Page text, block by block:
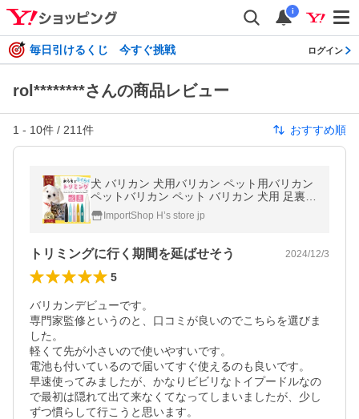
i
毎日引けるくじ 今すぐ挑戦 ログイン
rol********さんの商品レビュー
1 - 10件 / 211件 おすすめ順
犬 バリカン 犬用バリカン ペット用バリカン
ペットバリカン ペット バリカン 犬用 足裏
猫 静音 電池式 プロ コードレス ネコ イヌ
ImportShop H’s store jp
トリミングに行く期間を延ばせそう 2024/12/3
5
バリカンデビューです。
専門家監修というのと、口コミが良いのでこちらを選びま
した。
軽くて先が小さいので使いやすいです。
電池も付いているので届いてすぐ使えるのも良いです。
早速使ってみましたが、かなりビビリなトイプードルなの
で最初は隠れて出て来なくてなってしまいましたが、少し
ずつ慣らして行こうと思います。